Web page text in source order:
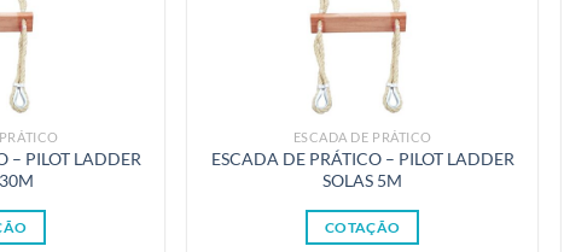
– PILOT LADDER
ESCADA DE PRÁTICO
ESCADA DE PRÁTICO – PILOT LADDER
SOLAS 5M
COTAÇÃO